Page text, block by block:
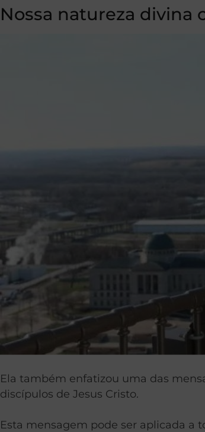
Nossa natureza divina
Ela também enfatizou uma das
discípulos de Jesus Cristo.
Esta mensagem pode ser aplicada a